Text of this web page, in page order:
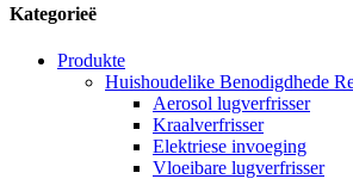
Kategorieë
Produkte
Huishoudelike Benodigdhede
Aerosol lugverfrisser
Kraalverfrisser
Elektriese invoeging
Vloeibare lugverfrisser